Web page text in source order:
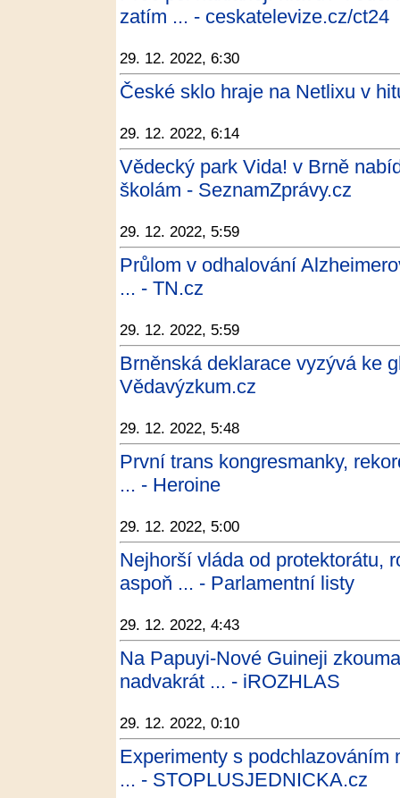
zatím ... - ceskatelevize.cz/ct24
29. 12. 2022, 6:30
České sklo hraje na Netlixu v
29. 12. 2022, 6:14
Vědecký park Vida! v Brně
školám - SeznamZprávy.cz
29. 12. 2022, 5:59
Průlom v odhalování
... - TN.cz
29. 12. 2022, 5:59
Brněnská deklarace vyzývá ke
Vědavýzkum.cz
29. 12. 2022, 5:48
První trans kongresmanky,
... - Heroine
29. 12. 2022, 5:00
Nejhorší vláda od protektorátu,
aspoň ... - Parlamentní listy
29. 12. 2022, 4:43
Na Papuyi-Nové Guineji
nadvakrát ... - iROZHLAS
29. 12. 2022, 0:10
Experimenty s
... - STOPLUSJEDNICKA.cz